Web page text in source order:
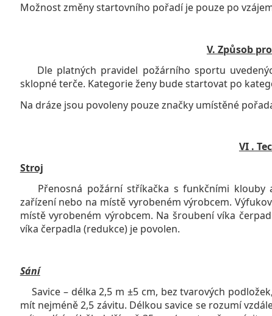
Možnost změny startovního pořadí je pouze po
V. Způsob
Dle platných pravidel požárního sportu
sklopné terče. Kategorie ženy bude startovat po
Na dráze jsou povoleny pouze značky umístěné
VI .
Stroj
Přenosná požární stříkačka s funkčními klouby
zařízení nebo na místě vyrobeném výrobcem.
místě vyrobeném výrobcem. Na šroubení víka
víka čerpadla (redukce) je povolen.
Sání
Savice – délka 2,5 m ±5 cm, bez tvarových
mít nejméně 2,5 závitu. Délkou savice se rozumí